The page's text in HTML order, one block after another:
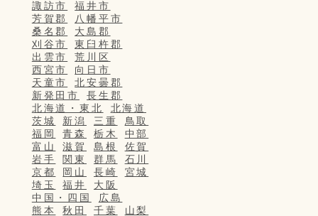
諏訪市
福井市
芳賀郡
八幡平市
桑名郡
大島郡
刈谷市
東臼杵郡
出雲市
荒川区
西宮市
向日市
天童市
北安曇郡
新発田市
長生郡
北海道・東北
北海道
茨城
新潟 三重
鳥取
福岡
青森 栃木
中部
富山
滋賀 島根
佐賀
岩手
関東 群馬
石川
京都
岡山 長崎
宮城
埼玉
福井
大阪
中国・四国
広島
熊本
秋田 千葉
山梨